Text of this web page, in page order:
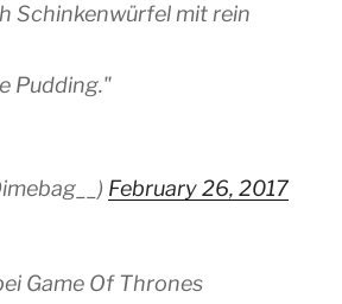
Schinkenwürfel mit rein
Pudding."
February 26, 2017
Game Of Thrones